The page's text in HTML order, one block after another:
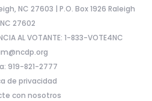
NC 27603 | P.O. Box 1926 Raleigh
NC 27602
AL VOTANTE: 1-833-VOTE4NC
919-821-2777
de privacidad
con nosotros